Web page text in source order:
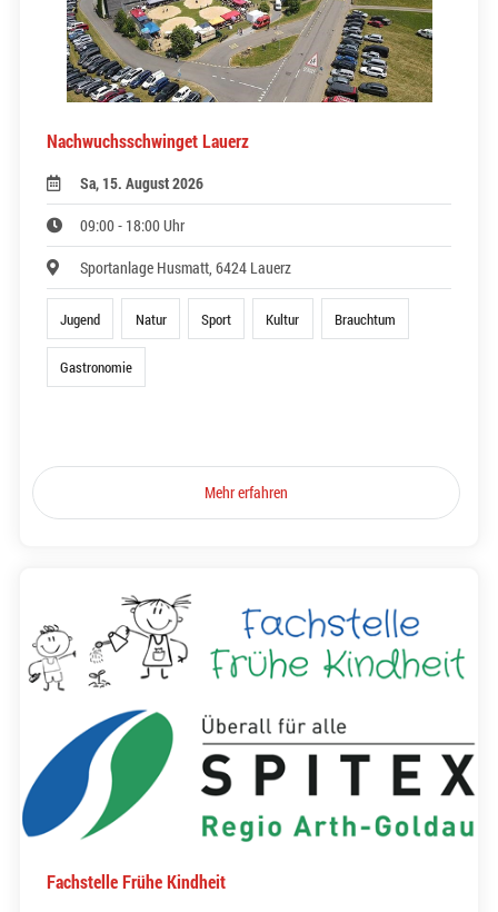
Nachwuchsschwinget Lauerz
Sa, 15. August 2026
09:00 - 18:00 Uhr
Sportanlage Husmatt, 6424 Lauerz
Jugend Natur Sport Kultur Brauchtum
Gastronomie
Mehr erfahren
Fachstelle Frühe Kindheit